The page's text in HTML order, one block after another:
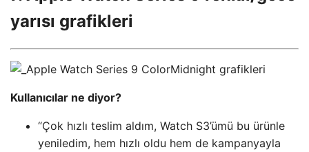
yarısı grafikleri
Kullanıcılar ne diyor?
“Çok hızlı teslim aldım, Watch S3’ümü bu ürünle
yeniledim, hem hızlı oldu hem de kampanyayla